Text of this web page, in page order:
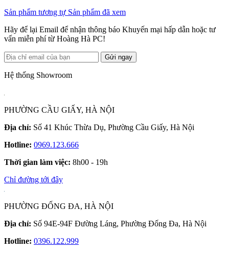
Sản phẩm tương tự Sản phẩm đã xem
Hãy để lại Email để nhận thông báo Khuyến mại hấp dẫn hoặc tư
vấn miễn phí từ Hoàng Hà PC!
Gửi ngay
Hệ thống Showroom
PHƯỜNG CẦU GIẤY, HÀ NỘI
Địa chỉ: Số 41 Khúc Thừa Dụ, Phường Cầu Giấy, Hà Nội
Hotline: 0969.123.666
Thời gian làm việc: 8h00 - 19h
Chỉ đường tới đây
PHƯỜNG ĐỐNG ĐA, HÀ NỘI
Địa chỉ: Số 94E-94F Đường Láng, Phường Đống Đa, Hà Nội
Hotline: 0396.122.999